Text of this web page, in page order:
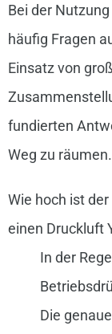
Bei der
häufig Fragen
Einsatz von
fundierten
Weg zu räumen.
Wie hoch ist
einen Druckluft
In der
Die